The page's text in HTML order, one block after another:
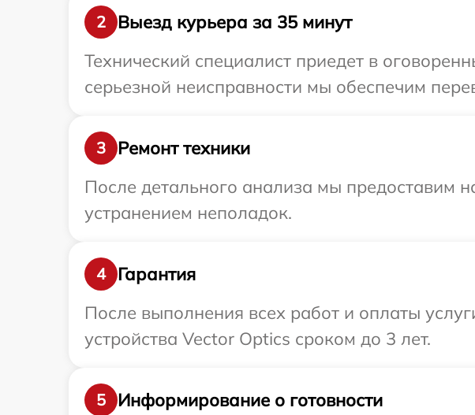
2
Выезд курьера за 35 минут
Технический специалист приедет в
серьезной неисправности мы обеспечим
3
Ремонт техники
После детального анализа мы предоставим
устранением неполадок.
4
Гарантия
После выполнения всех работ и оплаты
устройства Vector Optics сроком до 3 лет.
5
Информирование о готовности